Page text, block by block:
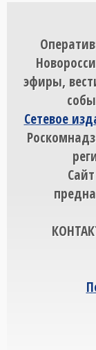
эфиры,
Сетевое